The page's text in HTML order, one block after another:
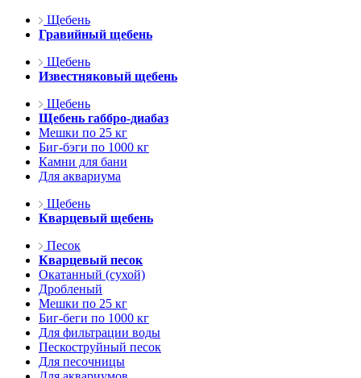
Щебень
Гравийный щебень
Щебень
Известняковый щебень
Щебень
Щебень габбро-диабаз
Мешки по 25 кг
Биг-бэги по 1000 кг
Камни для бани
Для аквариума
Щебень
Кварцевый щебень
Песок
Кварцевый песок
Окатанный (сухой)
Дробленый
Мешки по 25 кг
Биг-беги по 1000 кг
Для фильтрации воды
Пескоструйный песок
Для песочницы